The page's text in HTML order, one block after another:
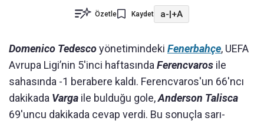
Özetle Kaydet a-|+A
Domenico Tedescoyönetimindeki Fenerbahçe, UEFA
Avrupa Ligi’nin 5'inci haftasında Ferencvaros ile
sahasında -1 berabere kaldı. Ferencvaros'un 66'ncı
dakikada Varga ile bulduğu gole,Anderson Talisca
69'uncu dakikada cevap verdi. Bu sonuçla sarı-